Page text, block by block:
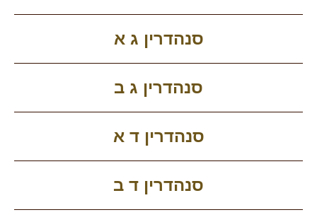
סנהדרין ג א
סנהדרין ג ב
סנהדרין ד א
סנהדרין ד ב